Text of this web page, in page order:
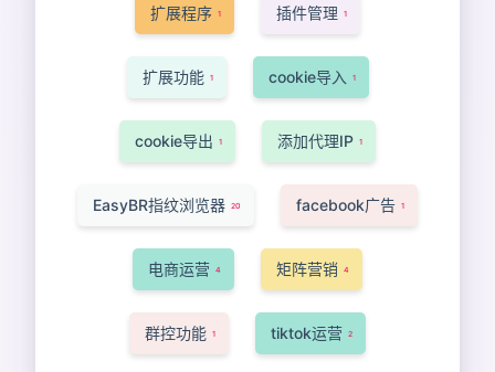
扩展程序 1 插件管理 1
扩展功能 1 cookie导入 1
cookie导出 1 添加代理IP 1
EasyBR指纹浏览器 20 facebook广告 1
电商运营 4 矩阵营销 4
群控功能 1 tiktok运营 2